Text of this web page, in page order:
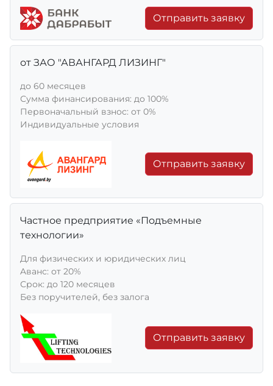
Отправить заявку
от ЗАО "АВАНГАРД ЛИЗИНГ"
до 60 месяцев
Сумма финансирования: до 100%
Первоначальный взнос: от 0%
Индивидуальные условия
Отправить заявку
Частное предприятие «Подъемные
технологии»
Для физических и юридических лиц
Aванс: от 20%
Срок: до 120 месяцев
Без поручителей, без залога
Отправить заявку